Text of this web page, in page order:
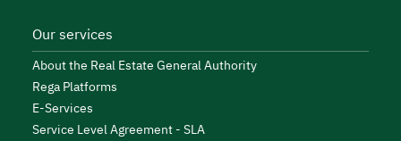
Our services
About the Real Estate General Authority
Rega Platforms
E-Services
Service Level Agreement - SLA